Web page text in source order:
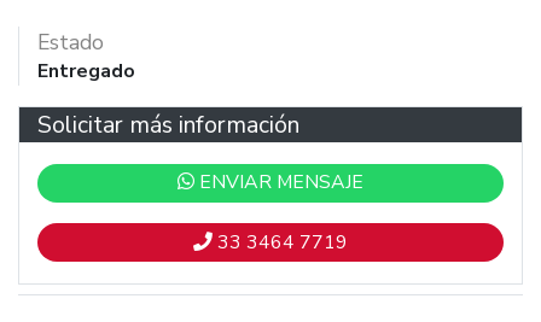
Estado
Entregado
Solicitar más información
ENVIAR MENSAJE
33 3464 7719